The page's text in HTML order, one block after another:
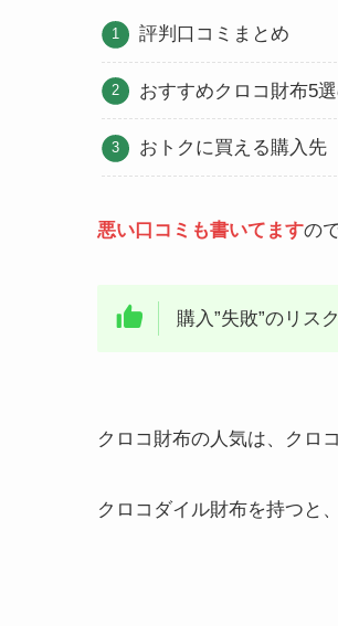
評判口コミまとめ
おすすめクロコ財布5
おトクに買える購入先
悪い口コミも書いてますの
購入”失敗”のリス
クロコ財布の人気は、クロ
クロコダイル財布を持つと